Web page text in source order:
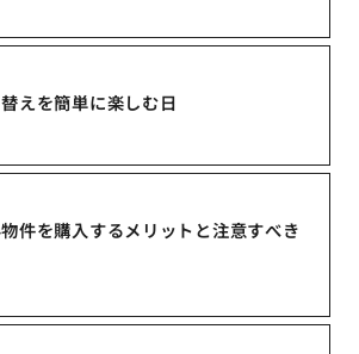
えを簡単に楽しむ日
件を購入するメリットと注意すべき